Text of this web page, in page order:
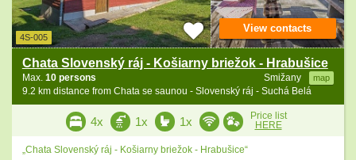
4S-005
Chata Slovenský ráj - Košiarny briežok - Hrabušice
Smižany map
Max. 10 persons
9.2 km distance from Chata se saunou - Slovenský ráj - Suchá Belá
View contacts
4x 1x 1x
Price list
HERE
„Chata Slovenský ráj - Košiarny briežok - Hrabušice“